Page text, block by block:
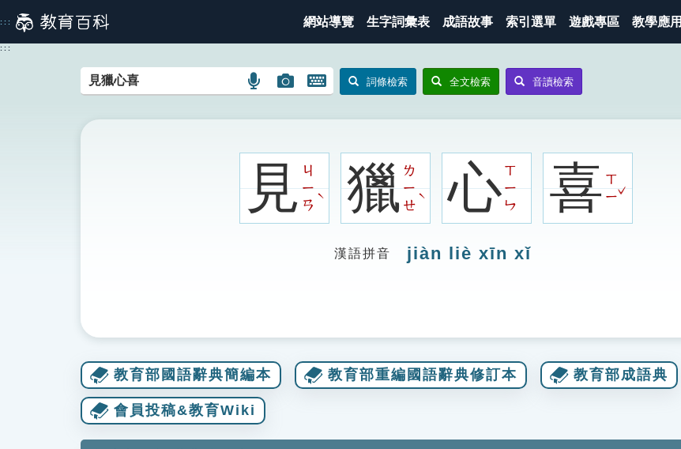
到
主
::: 網站導覽 生字詞彙表 成語故事 索引選單 遊戲專區 教學應用
:::
語
搜
圖
示
圖
搜
圖
示
開
鍵
圖
詞條檢索 全文檢索 音讀檢索
見ㄐ
ㄧ
ㄢ
ˋ 獵ㄌ
ㄧ
ㄝ
ˋ 心ㄒ
ㄧ
ㄣ
喜ㄒ
ㄧ
ˇ
漢語拼音 jiàn liè xīn xǐ
教育部國語辭典簡編本 教育部重編國語辭典修訂本 教育部成語典
會員投稿&教育Wiki